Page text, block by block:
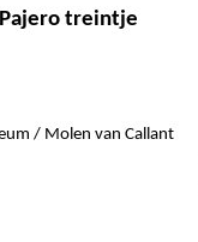
treintje
/ Molen van Callant